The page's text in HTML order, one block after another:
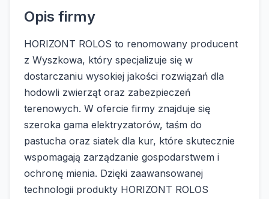
Opis firmy
HORIZONT ROLOS to renomowany producent
z Wyszkowa, który specjalizuje się w
dostarczaniu wysokiej jakości rozwiązań dla
hodowli zwierząt oraz zabezpieczeń
terenowych. W ofercie firmy znajduje się
szeroka gama elektryzatorów, taśm do
pastucha oraz siatek dla kur, które skutecznie
wspomagają zarządzanie gospodarstwem i
ochronę mienia. Dzięki zaawansowanej
technologii produkty HORIZONT ROLOS